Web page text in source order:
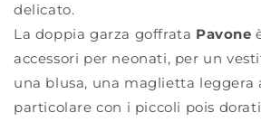
delicato.
La doppia garza goffrata Pavone
accessori per neonati, per un
una blusa, una maglietta leggera
particolare con i piccoli pois dorati